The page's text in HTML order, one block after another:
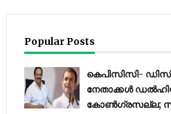
Popular Posts
കെപിസിസി-
നേതാക്കൾ
കോണ്‍ഗ്രസല്ല;